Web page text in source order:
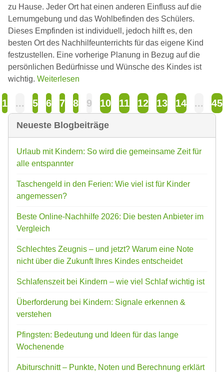
zu Hause. Jeder Ort hat einen anderen Einfluss auf die
Lernumgebung und das Wohlbefinden des Schülers.
Dieses Empfinden ist individuell, jedoch hilft es, den
besten Ort des Nachhilfeunterrichts für das eigene Kind
festzustellen. Eine vorherige Planung in Bezug auf die
persönlichen Bedürfnisse und Wünsche des Kindes ist
wichtig. Weiterlesen
1 ... 5 6 7 8 9 10 11 12 13 14 ... 45
Neueste Blogbeiträge
Urlaub mit Kindern: So wird die gemeinsame Zeit für
alle entspannter
Taschengeld in den Ferien: Wie viel ist für Kinder
angemessen?
Beste Online-Nachhilfe 2026: Die besten Anbieter im
Vergleich
Schlechtes Zeugnis – und jetzt? Warum eine Note
nicht über die Zukunft Ihres Kindes entscheidet
Schlafenszeit bei Kindern – wie viel Schlaf wichtig ist
Überforderung bei Kindern: Signale erkennen &
verstehen
Pfingsten: Bedeutung und Ideen für das lange
Wochenende
Abiturschnitt – Punkte, Noten und Berechnung erklärt